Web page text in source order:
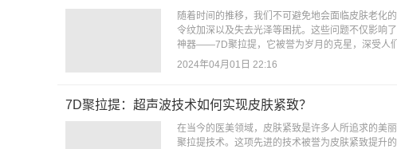
随着时间的推移，我们不可避免地会面临皮肤老化
令纹加深以及失去光泽等困扰。这些问题不仅影响
神器——7D聚拉提，它被誉为岁月的克星，深受人
2024年04月01日 22:16
7D聚拉提：超声波技术如何实现皮肤紧致？
在当今的医美领域，皮肤紧致是许多人所追求的美
聚拉提技术。这项先进的技术被誉为皮肤紧致提升